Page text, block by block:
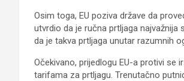
Osim toga, EU poziva države da
utvrdio da je ručna prtljaga
da je takva prtljaga unutar razumnih
Očekivano, prijedlogu EU-a protivi se
tarifama za prtljagu. Trenutačno